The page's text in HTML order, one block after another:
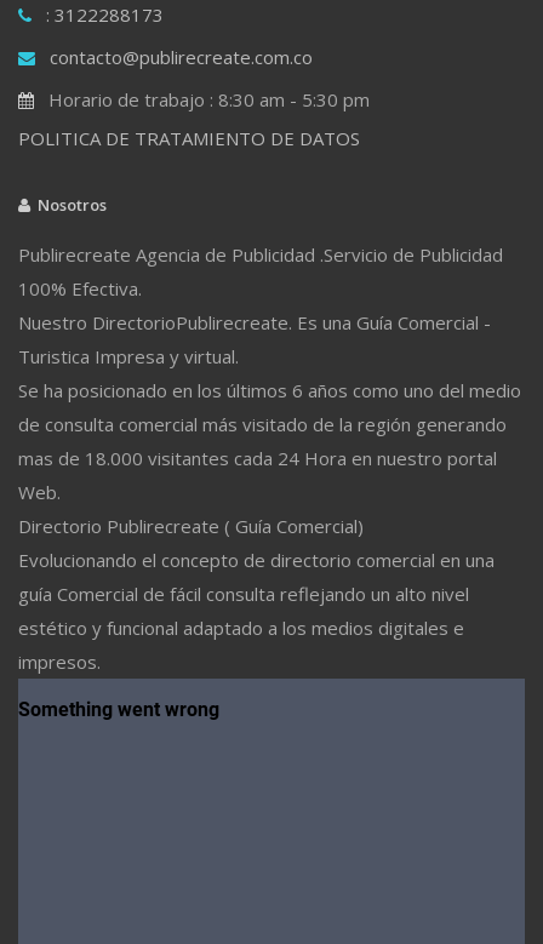
: 3122288173
contacto@publirecreate.com.co
Horario de trabajo : 8:30 am - 5:30 pm
POLITICA DE TRATAMIENTO DE DATOS
Nosotros
Publirecreate Agencia de Publicidad .Servicio de Publicidad
100% Efectiva.
Nuestro DirectorioPublirecreate. Es una Guía Comercial -
Turistica Impresa y virtual.
Se ha posicionado en los últimos 6 años como uno del medio
de consulta comercial más visitado de la región generando
mas de 18.000 visitantes cada 24 Hora en nuestro portal
Web.
Directorio Publirecreate ( Guía Comercial)
Evolucionando el concepto de directorio comercial en una
guía Comercial de fácil consulta reflejando un alto nivel
estético y funcional adaptado a los medios digitales e
impresos.